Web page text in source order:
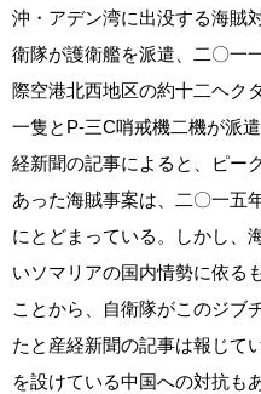
沖・アデン湾に出没する海賊
衛隊が護衛艦を派遣、二〇一
際空港北西地区の約十二ヘク
一隻とP‐三C哨戒機二機が派
経新聞の記事によると、ピー
あった海賊事案は、二〇一五
にとどまっている。しかし、
いソマリアの国内情勢に依る
ことから、自衛隊がこのジブ
たと産経新聞の記事は報じて
を設けている中国への対抗も